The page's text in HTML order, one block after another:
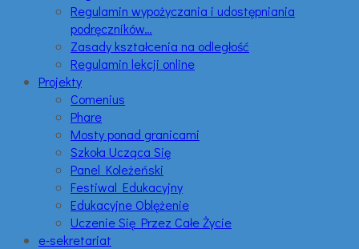
Regulamin wypożyczania i udostępniania
podręczników…
Zasady kształcenia na odległość
Regulamin lekcji online
Projekty
Comenius
Phare
Mosty ponad granicami
Szkoła Ucząca Się
Panel Koleżeński
Festiwal Edukacyjny
Edukacyjne Oblężenie
Uczenie Się Przez Całe Życie
e-sekretariat